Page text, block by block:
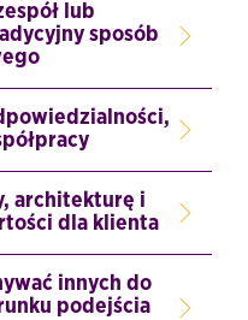
lub
sposób
architekturę i
dla klienta
innych do
podejścia